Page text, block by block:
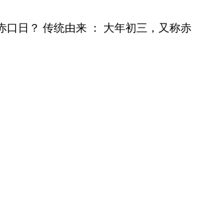
口日？ 传统由来 ： 大年初三，又称赤